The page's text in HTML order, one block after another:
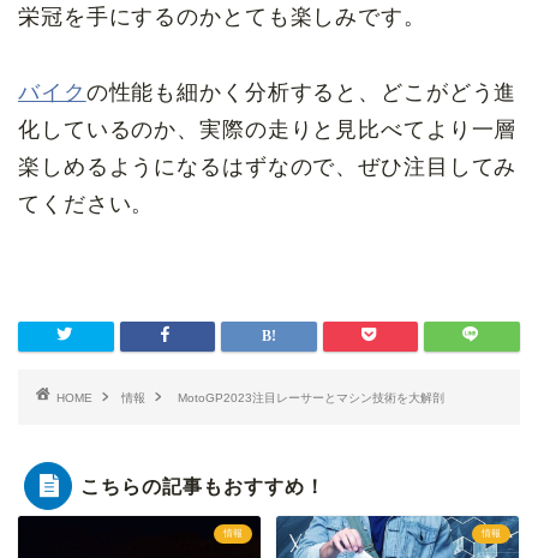
栄冠を手にするのかとても楽しみです。
バイク の性能も細かく分析すると、どこがどう進
化しているのか、実際の走りと見比べてより一層
楽しめるようになるはずなので、ぜひ注目してみ
てください。
HOME 情報 MotoGP2023注目レーサーとマシン技術を大解剖
こちらの記事もおすすめ！
情報 情報